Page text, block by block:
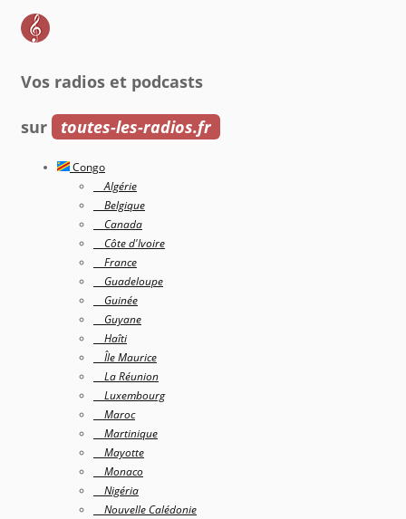
Vos radios et podcasts
sur toutes-les-radios.fr
Congo
Algérie
Belgique
Canada
Côte d'Ivoire
France
Guadeloupe
Guinée
Guyane
Haîti
Île Maurice
La Réunion
Luxembourg
Maroc
Martinique
Mayotte
Monaco
Nigéria
Nouvelle Calédonie